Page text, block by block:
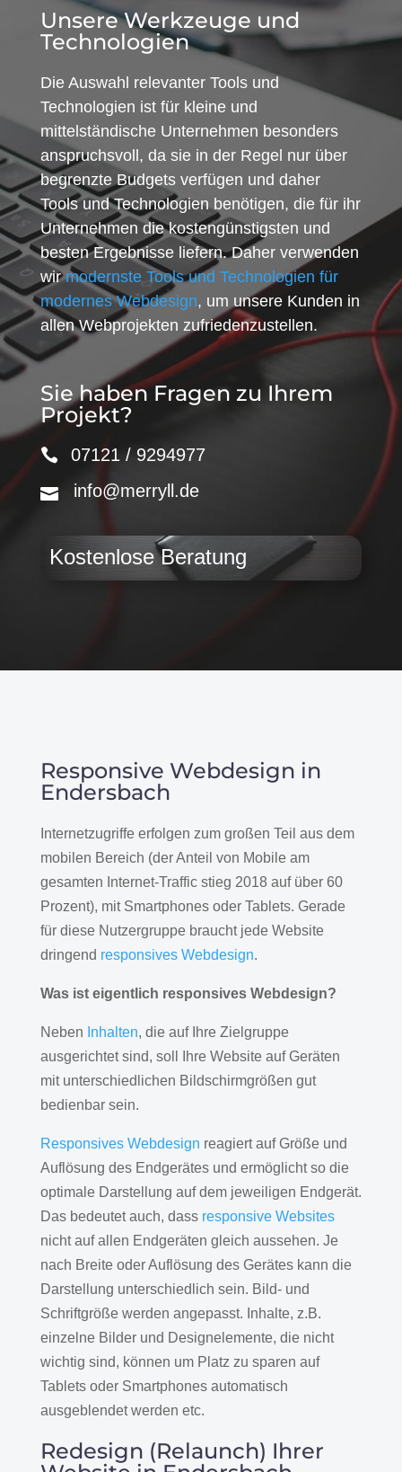
Unsere Werkzeuge und
Technologien
Die Auswahl relevanter Tools und
Technologien ist für kleine und
mittelständische Unternehmen besonders
anspruchsvoll, da sie in der Regel nur über
begrenzte Budgets verfügen und daher
Tools und Technologien benötigen, die für ihr
Unternehmen die kostengünstigsten und
besten Ergebnisse liefern. Daher verwenden
wirmodernste Tools und Technologien für
modernes Webdesign, um unsere Kunden in
allen Webprojekten zufriedenzustellen.
Sie haben Fragen zu Ihrem
Projekt?
07121 / 9294977
info@merryll.de
Kostenlose Beratung
Responsive Webdesign in
Endersbach
Internetzugriffe erfolgen zum großen Teil aus dem
mobilen Bereich (der Anteil von Mobile am
gesamten Internet-Traffic stieg 2018 auf über 60
Prozent), mit Smartphones oder Tablets. Gerade
für diese Nutzergruppe braucht jede Website
dringend responsives Webdesign.
Was ist eigentlich responsives Webdesign?
Neben Inhalten, die auf Ihre Zielgruppe
ausgerichtet sind, soll Ihre Website auf Geräten
mit unterschiedlichen Bildschirmgrößen gut
bedienbar sein.
Responsives Webdesign reagiert auf Größe und
Auflösung des Endgerätes und ermöglicht so die
optimale Darstellung auf dem jeweiligen Endgerät.
Das bedeutet auch, dass responsive Websites
nicht auf allen Endgeräten gleich aussehen. Je
nach Breite oder Auflösung des Gerätes kann die
Darstellung unterschiedlich sein. Bild- und
Schriftgröße werden angepasst. Inhalte, z.B.
einzelne Bilder und Designelemente, die nicht
wichtig sind, können um Platz zu sparen auf
Tablets oder Smartphones automatisch
ausgeblendet werden etc.
Redesign (Relaunch) Ihrer